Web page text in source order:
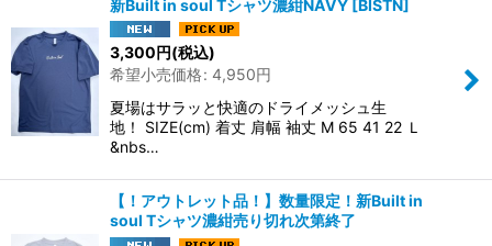
並び順:
絞り込む
新Built in soul Tシャツ濃紺NAVY [BISTN]
3,300円(税込)
希望小売価格: 4,950円
夏場はサラッと快適のドライメッシュ生
地！ SIZE(cm) 着丈 肩幅 袖丈 M 65 41 22 Ｌ
&nbs…
【！アウトレット品！】数量限定！新Built in
soul Tシャツ濃紺売り切れ次第終了